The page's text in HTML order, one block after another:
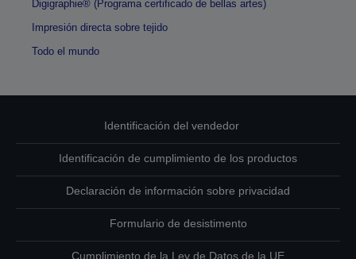
Digigraphie® (Programa certificado de bellas artes)
Impresión directa sobre tejido
Todo el mundo
Identificación del vendedor
Identificación de cumplimiento de los productos
Declaración de información sobre privacidad
Formulario de desistimento
Cumplimiento de la Ley de Datos de la UE